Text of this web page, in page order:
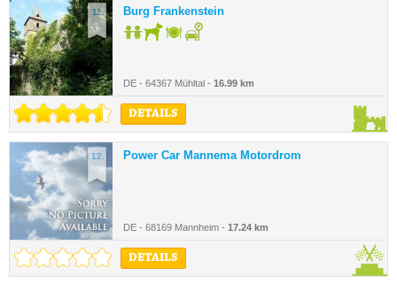
11. Burg Frankenstein
DE - 64367 Mühltal - 16.99 km
DETAILS
12. Power Car Mannema Motordrom
DE - 68169 Mannheim - 17.24 km
DETAILS